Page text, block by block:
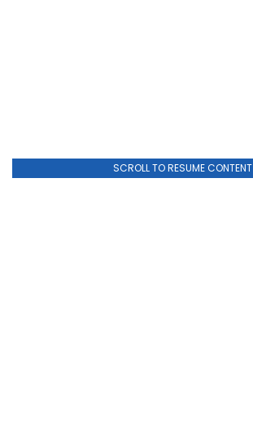
SCROLL TO RESUME CONTENT